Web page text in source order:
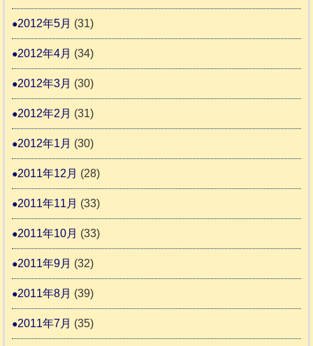
2012年5月 (31)
2012年4月 (34)
2012年3月 (30)
2012年2月 (31)
2012年1月 (30)
2011年12月 (28)
2011年11月 (33)
2011年10月 (33)
2011年9月 (32)
2011年8月 (39)
2011年7月 (35)